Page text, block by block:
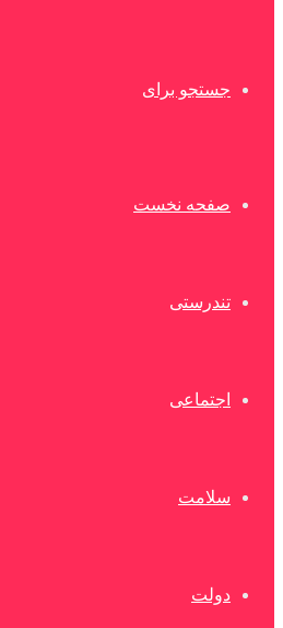
جستجو برای
صفحه نخست
تندرستی
اجتماعی
سلامت
دولت